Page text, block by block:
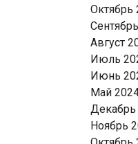
Октябрь
Август
Июль
Июнь
Май
Декабрь
Ноябрь